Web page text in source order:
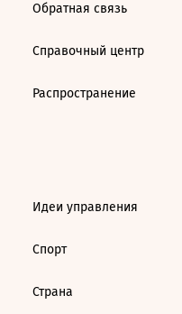
Обратная связь
Справочный центр
Распространение
Идеи управления
Спорт
Страна